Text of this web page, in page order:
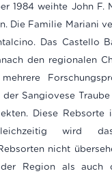
1984 weihte John F.
Die Familie Mariani
Das Castello
den regionalen
Sangiovese
Diese
wird
nicht
Region als auch